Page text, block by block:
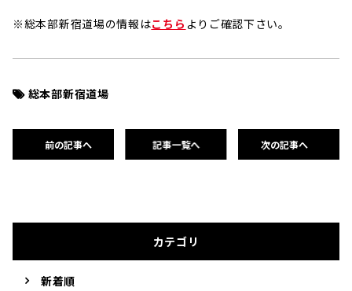
※総本部新宿道場の情報はこちら よりご確認下さい。
総本部新宿道場
前の記事へ 記事一覧へ 次の記事へ
カテゴリ
新着順